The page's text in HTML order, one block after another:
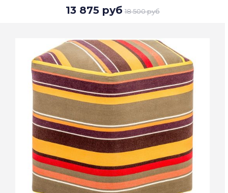
13 875 руб 18 500 руб